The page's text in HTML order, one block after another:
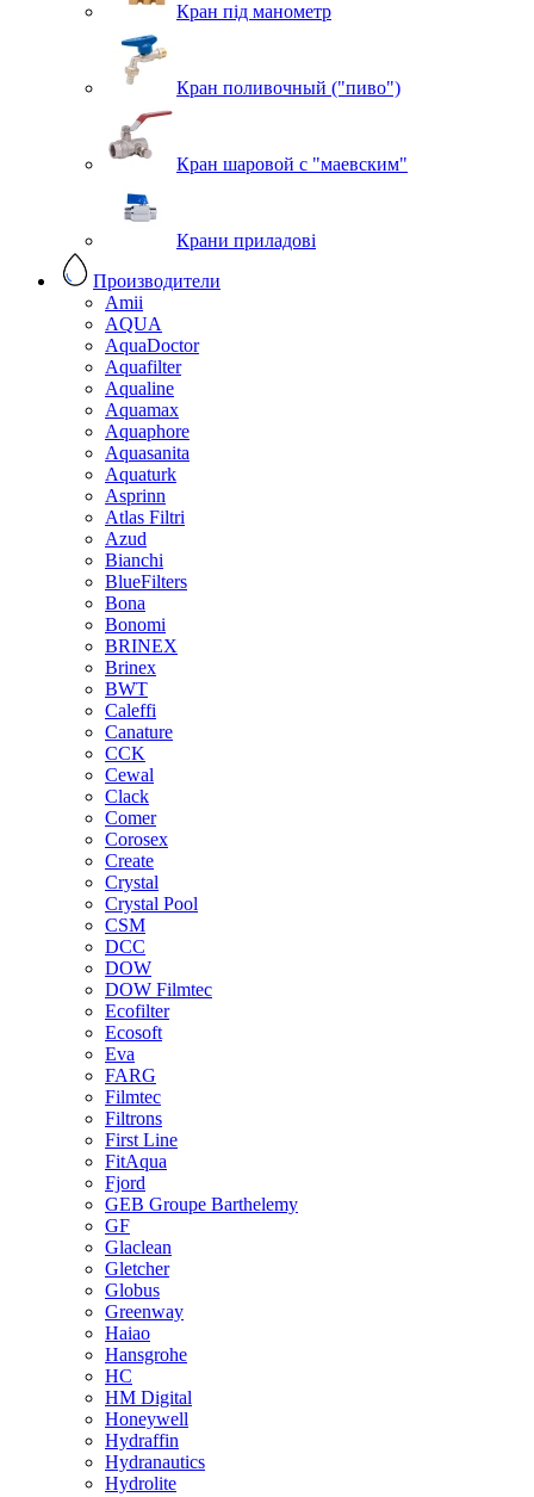
Кран під манометр
Кран поливочный ("пиво")
Кран шаровой с "маевским"
Крани приладові
Производители
Amii
AQUA
AquaDoctor
Aquafilter
Aqualine
Aquamax
Aquaphore
Aquasanita
Aquaturk
Asprinn
Atlas Filtri
Azud
Bianchi
BlueFilters
Bona
Bonomi
BRINEX
Brinex
BWT
Caleffi
Canature
CCK
Cewal
Clack
Comer
Corosex
Create
Crystal
Crystal Pool
CSM
DCC
DOW
DOW Filmtec
Ecofilter
Ecosoft
Eva
FARG
Filmtec
Filtrons
First Line
FitAqua
Fjord
GEB Groupe Barthelemy
GF
Glaclean
Gletcher
Globus
Greenway
Haiao
Hansgrohe
HC
HM Digital
Honeywell
Hydraffin
Hydranautics
Hydrolite